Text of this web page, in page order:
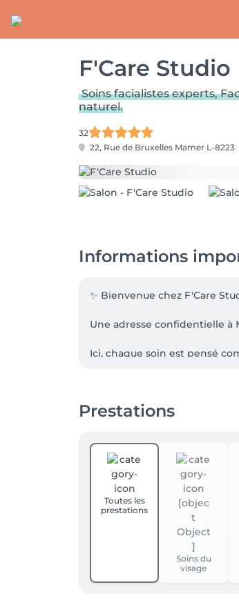
F'Care Studio
Soins facialistes experts,
naturel.
32
22, Rue de Bruxelles Mamer L-8223
Informations
✨ Bienvenue chez F'Care
Une adresse confidentielle à
Ici, chaque soin est pensé
Soins facialistes signature,
Une approche unique qui
📍 Accès
📅 Politique de réservation &
Prestations
Toutes les
prestations
Soins du
visage